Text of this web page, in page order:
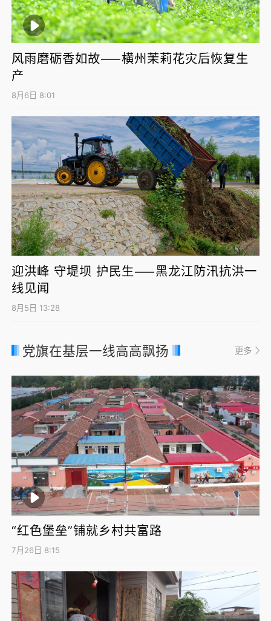
风雨磨砺香如故——横州茉莉花灾后恢复生
产
8月6日 8:01
迎洪峰 守堤坝 护民生——黑龙江防汛抗洪一
线见闻
8月5日 13:28
党旗在基层一线高高飘扬 更多
“红色堡垒”铺就乡村共富路
7月26日 8:15